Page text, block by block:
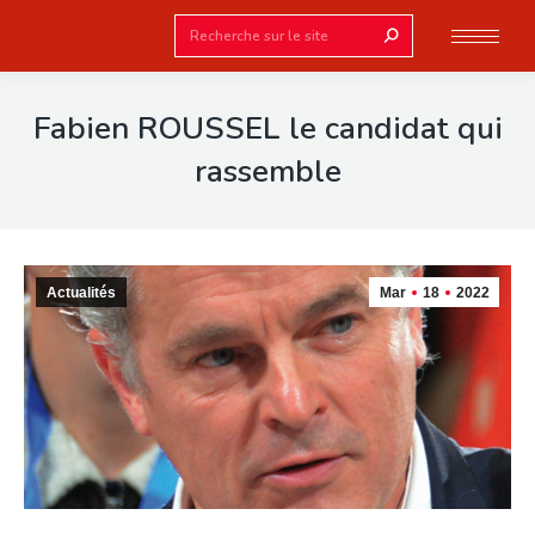
Search:
Fabien ROUSSEL le candidat qui
rassemble
Mar 18 2022
Actualités